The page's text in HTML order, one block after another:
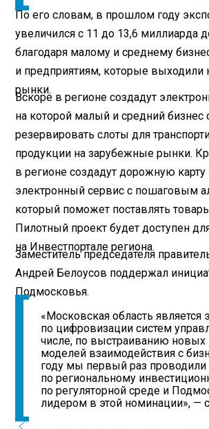
По его словам, в прошлом году
увеличился с 11 до 13,6 миллиарда
благодаря малому и среднему
и предприятиям, которые выходили
рынки.
Вскоре в регионе создадут
на которой малый и средний бизнес
резервировать слоты для
продукции на зарубежные рынки.
в регионе создадут дорожную
электронный сервис с пошаговым
который поможет поставлять
Пилотный проект будет доступен
на Инвестпортале региона.
Заместитель председателя
Андрей Белоусов поддержал
Подмосковья.
«Московская область является
по цифровизации систем
числе, по выстраиванию
моделей взаимодействия с
году мы первый раз
по региональному
по регуляторной среде и
лидером в этой номинации», —